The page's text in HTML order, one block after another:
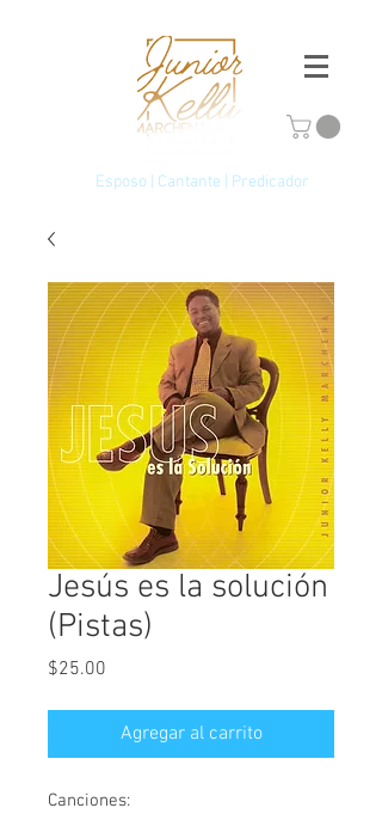
Esposo | Cantante | Predicador
Jesús es la solución
(Pistas)
$25.00
Agregar al carrito
Canciones: